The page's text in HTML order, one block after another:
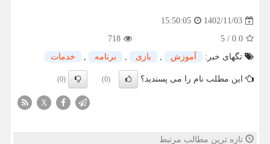
1402/11/03
15:50:05
0.0
/
5
718
تگهای خبر:
آموزش , بازی , برنامه , خدمات
این مطلب نام را می پسندید؟ (0)
(0)
X
تازه ترین مطالب مرتبط